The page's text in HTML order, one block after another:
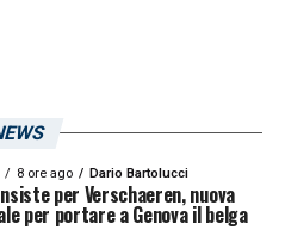
8 ore ago Dario Bartolucci
per Verschaeren, nuova
per portare a Genova il belga